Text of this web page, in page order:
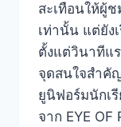
สะเทือนให้ผู้
เท่านั้น แต่ยัง
ตั้งแต่วินาทีแ
จุดสนใจสำคั
ยูนิฟอร์มนักเ
จาก EYE OF